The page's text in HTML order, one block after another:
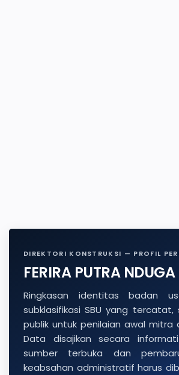
DIREKTORI KONSTRUKSI — PROFIL
FERIRA PUTRA NDUGA
Ringkasan identitas badan
subklasifikasi SBU yang
publik untuk penilaian awal mitra
Data disajikan secara
sumber terbuka dan
keabsahan administratif harus